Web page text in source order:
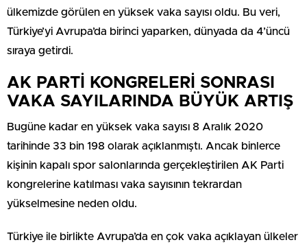
ülkemizde görülen en yüksek vaka sayısı oldu. Bu veri,
Türkiye’yi Avrupa’da birinci yaparken, dünyada da 4’üncü
sıraya getirdi.
AK PARTİ KONGRELERİ SONRASI
VAKA SAYILARINDA BÜYÜK ARTIŞ
Bugüne kadar en yüksek vaka sayısı 8 Aralık 2020
tarihinde 33 bin 198 olarak açıklanmıştı. Ancak binlerce
kişinin kapalı spor salonlarında gerçekleştirilen AK Parti
kongrelerine katılması vaka sayısının tekrardan
yükselmesine neden oldu.
Türkiye ile birlikte Avrupa’da en çok vaka açıklayan ülkeler